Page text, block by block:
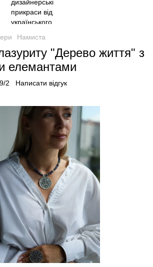
Намиста
"Дерево життя" з
елемантами
2 Написати відгук